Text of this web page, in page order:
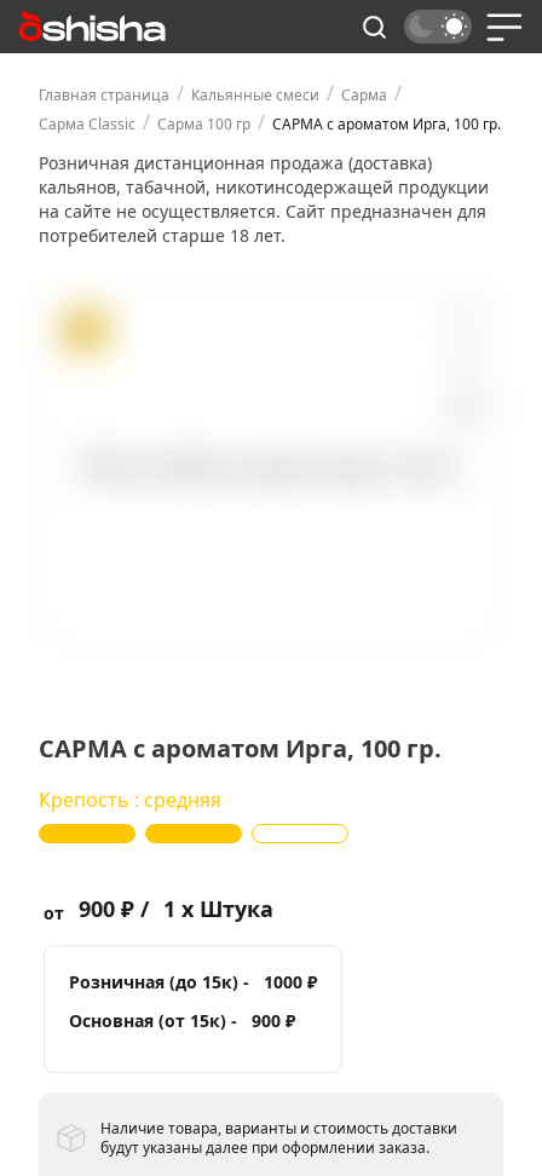
Главная страница / Кальянные смеси / Сарма /
Сарма Classic / Сарма 100 гр / САРМА с ароматом Ирга, 100 гр.
Розничная дистанционная продажа (доставка)
кальянов, табачной, никотинсодержащей продукции
на сайте не осуществляется. Сайт предназначен для
потребителей старше 18 лет.
САРМА с ароматом Ирга, 100 гр.
Крепость : средняя
от 900 ₽ / 1 x Штука
Розничная (до 15к) -
1000 ₽
Основная (от 15к) -
900 ₽
Наличие товара, варианты и стоимость доставки
будут указаны далее при оформлении заказа.